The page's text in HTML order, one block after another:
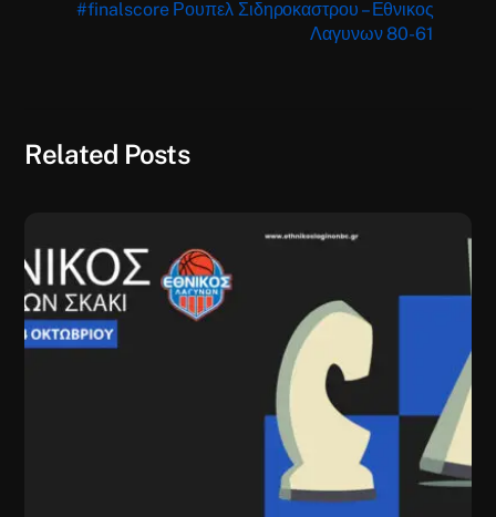
#finalscore Ρουπελ Σιδηροκαστρου – Εθνικος
Λαγυνων 80-61
Related Posts